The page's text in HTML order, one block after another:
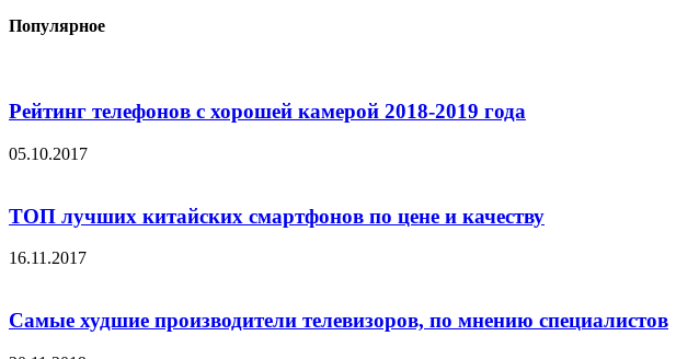
Популярное
Рейтинг телефонов с хорошей камерой 2018-2019 года
05.10.2017
ТОП лучших китайских смартфонов по цене и качеству
16.11.2017
Самые худшие производители телевизоров, по мнению специалистов